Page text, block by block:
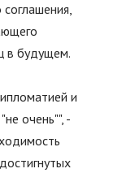
в будущем.
и
очень"", -